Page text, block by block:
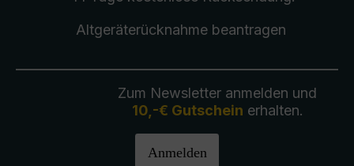
Altgeräterücknahmebeantragen
Zum Newsletter anmelden und
10,-€ Gutschein erhalten.
Anmelden